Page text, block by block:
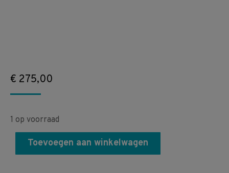
€ 275,00
1 op voorraad
Toevoegen aan winkelwagen